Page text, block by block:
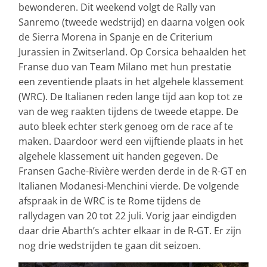
bewonderen. Dit weekend volgt de Rally van
Sanremo (tweede wedstrijd) en daarna volgen ook
de Sierra Morena in Spanje en de Criterium
Jurassien in Zwitserland. Op Corsica behaalden het
Franse duo van Team Milano met hun prestatie
een zeventiende plaats in het algehele klassement
(WRC). De Italianen reden lange tijd aan kop tot ze
van de weg raakten tijdens de tweede etappe. De
auto bleek echter sterk genoeg om de race af te
maken. Daardoor werd een vijftiende plaats in het
algehele klassement uit handen gegeven. De
Fransen Gache-Rivière werden derde in de R-GT en
Italianen Modanesi-Menchini vierde. De volgende
afspraak in de WRC is te Rome tijdens de
rallydagen van 20 tot 22 juli. Vorig jaar eindigden
daar drie Abarth’s achter elkaar in de R-GT. Er zijn
nog drie wedstrijden te gaan dit seizoen.